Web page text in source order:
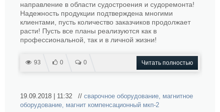
направление в области судостроения и судоремонта!
Надежность продукции подтверждена многими
клиентами, пусть количество заказчиков продолжает
расти! Пусть все планы реализуются как в
профессиональной, так и в личной жизни!
93 0 0 Читать полностью
19.09.2018 | 11:32 // сварочное оборудование, магнитное
оборудование, магнит компенсационный мкп-2